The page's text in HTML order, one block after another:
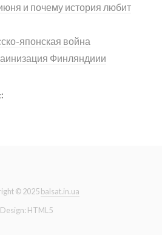
и почему история любит
японская война
Финляндиии
© 2025balsat.in.ua
Design: HTML5